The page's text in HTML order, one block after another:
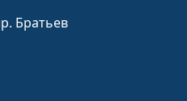
Братьев